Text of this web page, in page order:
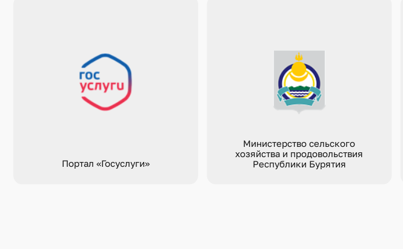
Портал «Госуслуги»
Министерство сельского
хозяйства и продовольствия
Республики Бурятия